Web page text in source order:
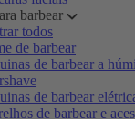
barbear
todos
de barbear
de barbear a
de barbear
de barbear e